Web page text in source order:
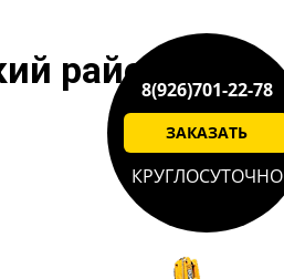
район8(926)701-22-78
ЗАКАЗАТЬ
КРУГЛОСУТОЧНО